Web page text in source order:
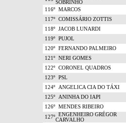
SOBRINHO
116º MARCOS
117º COMISSÁRIO ZOTTIS
118º JACOB LUNARDI
119º PUJOL
120º FERNANDO PALMEIRO
121º NERI GOMES
122º CORONEL QUADROS
123º PSL
124º ANGELICA CIA DO TÁXI
125º ANINHA DO IAPI
126º MENDES RIBEIRO
127º ENGENHEIRO GRÉGOR
CARVALHO